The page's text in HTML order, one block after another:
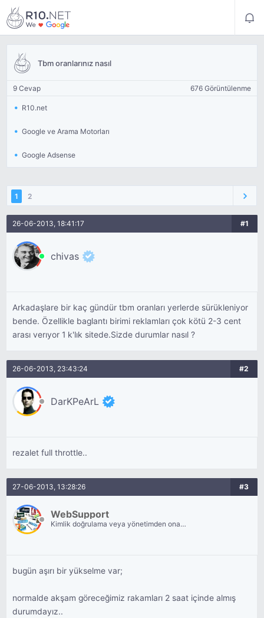
Tbm oranlarınız nasıl
9 Cevap 676 Görüntülenme
R10.net
Google ve Arama Motorları
Google Adsense
1 2
26-06-2013, 18:41:17 #1
chivas
Arkadaşlare bir kaç gündür tbm oranları yerlerde sürükleniyor
bende. Özellikle baglantı birimi reklamları çok kötü 2-3 cent
arası verıyor 1 k'lık sitede.Sizde durumlar nasıl ?
26-06-2013, 23:43:24 #2
DarKPeArL
rezalet full throttle..
27-06-2013, 13:28:26 #3
WebSupport
Kimlik doğrulama veya yönetimden onay
bugün aşırı bir yükselme var;
normalde akşam göreceğimiz rakamları 2 saat içinde almış
durumdayız..